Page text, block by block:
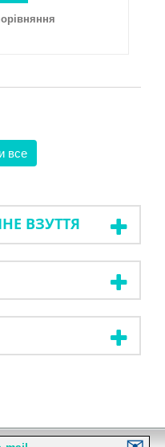
все
ВЗУТТЯ